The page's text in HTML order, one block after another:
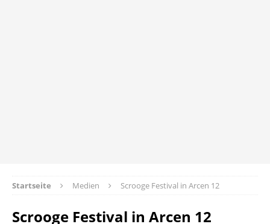
Startseite Medien Scrooge Festival in Arcen 12
Scrooge Festival in Arcen 12